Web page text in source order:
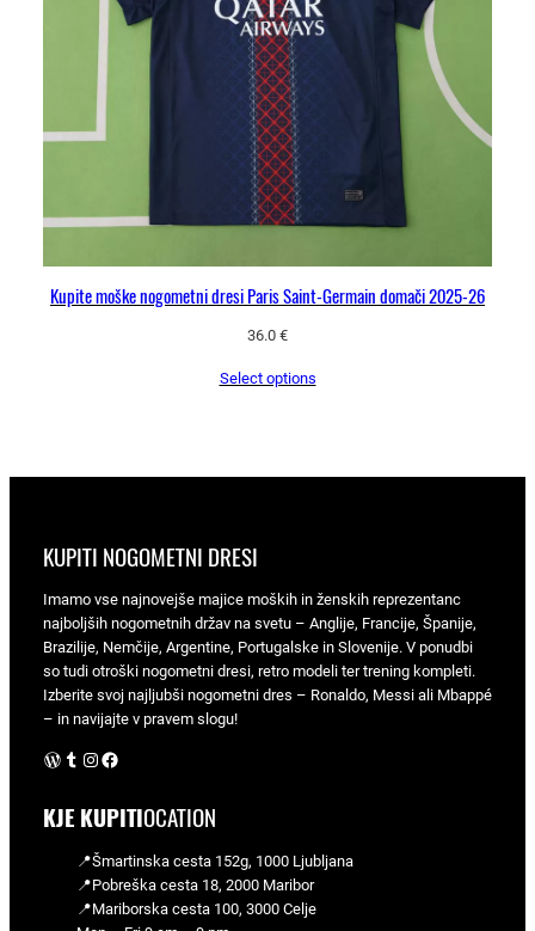
Kupite moške nogometni dresi Paris Saint-Germain domači 2025-26
36.0 €
Select options
KUPITI NOGOMETNI DRESI
Imamo vse najnovejše majice moških in ženskih reprezentanc
najboljših nogometnih držav na svetu – Anglije, Francije, Španije,
Brazilije, Nemčije, Argentine, Portugalske in Slovenije. V ponudbi
so tudi otroški nogometni dresi, retro modeli ter trening kompleti.
Izberite svoj najljubši nogometni dres – Ronaldo, Messi ali Mbappé
– in navijajte v pravem slogu!
WordPress Instagram Facebook
KJE KUPITIOCATION
📍Šmartinska cesta 152g, 1000 Ljubljana
📍Pobreška cesta 18, 2000 Maribor
📍Mariborska cesta 100, 3000 Celje